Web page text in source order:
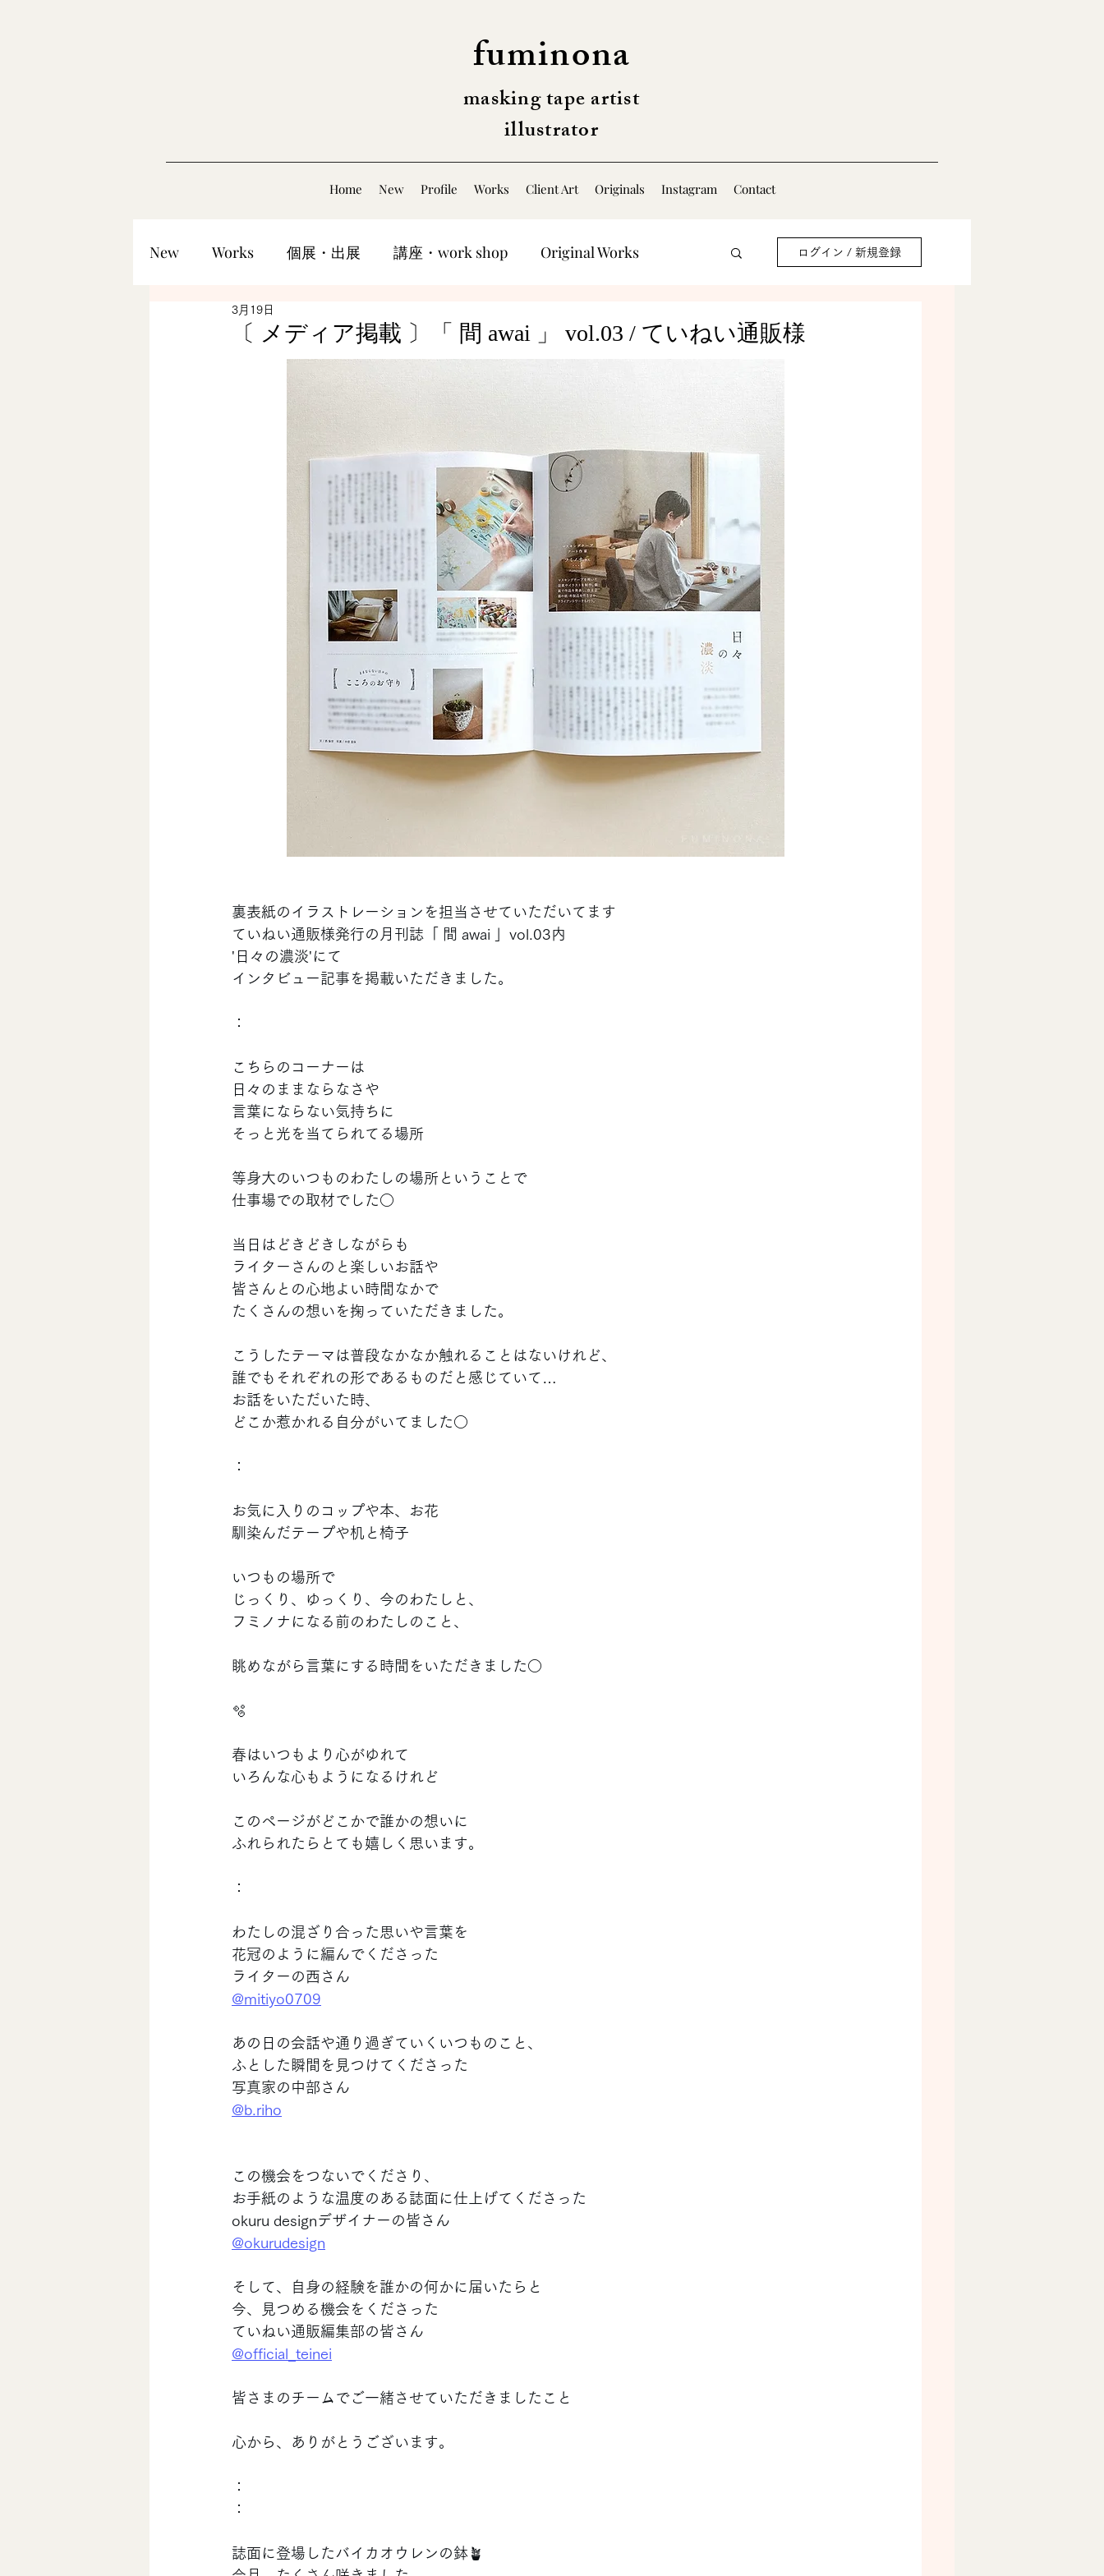
fuminona
masking tape artist
illustrator
Home New Profile Works Client Art Originals Instagram Contact
New Works 個展・出展 講座・work shop Original Works ログイン / 新規登録
〔 メディア掲載 〕「 間 awai 」 vol.03 / ていねい通販様
3月19日
裏表紙のイラストレーションを担当させていただいてます
ていねい通販様発行の月刊誌「 間 awai 」vol.03内
'日々の濃淡'にて
インタビュー記事を掲載いただきました。
：
こちらのコーナーは
日々のままならなさや
言葉にならない気持ちに
そっと光を当てられてる場所
等身大のいつものわたしの場所ということで
仕事場での取材でした○
当日はどきどきしながらも
ライターさんのと楽しいお話や
皆さんとの心地よい時間なかで
たくさんの想いを掬っていただきました。
こうしたテーマは普段なかなか触れることはないけれど、
誰でもそれぞれの形であるものだと感じていて…
お話をいただいた時、
どこか惹かれる自分がいてました○
：
お気に入りのコップや本、お花
馴染んだテープや机と椅子
いつもの場所で
じっくり、ゆっくり、今のわたしと、
フミノナになる前のわたしのこと、
眺めながら言葉にする時間をいただきました○
🫧
春はいつもより心がゆれて
いろんな心もようになるけれど
このページがどこかで誰かの想いに
ふれられたらとても嬉しく思います。
：
わたしの混ざり合った思いや言葉を
花冠のように編んでくださった
ライターの西さん
@mitiyo0709
あの日の会話や通り過ぎていくいつものこと、
ふとした瞬間を見つけてくださった
写真家の中部さん
@b.riho
この機会をつないでくださり、
お手紙のような温度のある誌面に仕上げてくださった
okuru designデザイナーの皆さん
@okurudesign
そして、自身の経験を誰かの何かに届いたらと
今、見つめる機会をくださった
ていねい通販編集部の皆さん
@official_teinei
皆さまのチームでご一緒させていただきましたこと
心から、ありがとうございます。
：
：
誌面に登場したバイカオウレンの鉢🪴